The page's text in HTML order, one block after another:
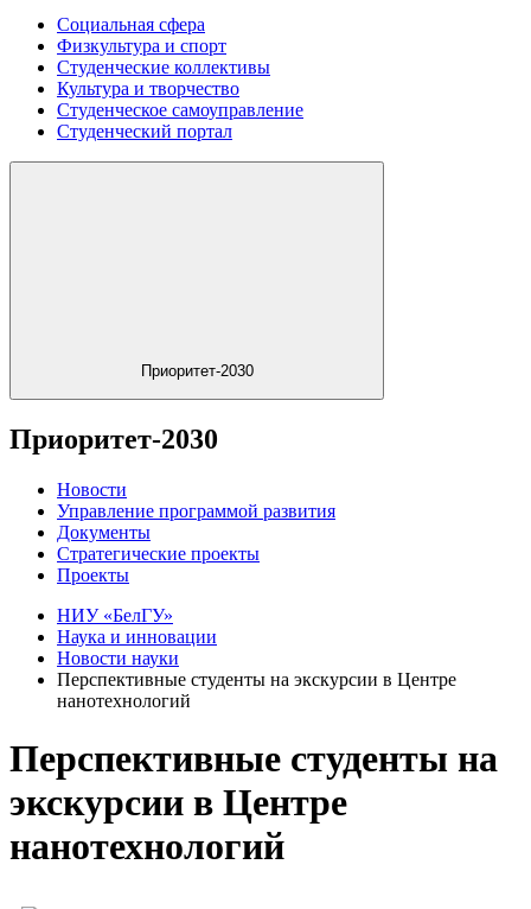
Социальная сфера
Физкультура и спорт
Студенческие коллективы
Культура и творчество
Студенческое самоуправление
Студенческий портал
Приоритет-2030
Приоритет-2030
Новости
Управление программой развития
Документы
Стратегические проекты
Проекты
НИУ «БелГУ»
Наука и инновации
Новости науки
Перспективные студенты на экскурсии в Центре
нанотехнологий
Перспективные студенты на
экскурсии в Центре
нанотехнологий